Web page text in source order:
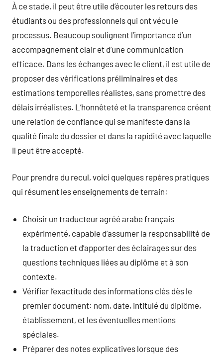
À ce stade, il peut être utile d’écouter les retours des
étudiants ou des professionnels qui ont vécu le
processus. Beaucoup soulignent l’importance d’un
accompagnement clair et d’une communication
efficace. Dans les échanges avec le client, il est utile de
proposer des vérifications préliminaires et des
estimations temporelles réalistes, sans promettre des
délais irréalistes. L’honnêteté et la transparence créent
une relation de confiance qui se manifeste dans la
qualité finale du dossier et dans la rapidité avec laquelle
il peut être accepté.
Pour prendre du recul, voici quelques repères pratiques
qui résument les enseignements de terrain:
Choisir un traducteur agréé arabe français
expérimenté, capable d’assumer la responsabilité de
la traduction et d’apporter des éclairages sur des
questions techniques liées au diplôme et à son
contexte.
Vérifier l’exactitude des informations clés dès le
premier document: nom, date, intitulé du diplôme,
établissement, et les éventuelles mentions
spéciales.
Préparer des notes explicatives lorsque des